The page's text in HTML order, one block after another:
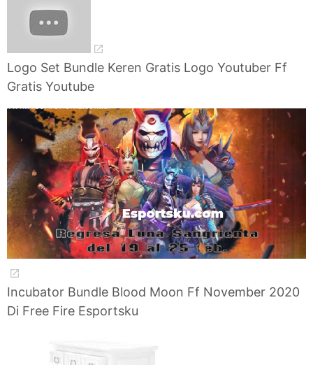
Logo Set Bundle Keren Gratis Logo Youtuber Ff
Gratis Youtube
Incubator Bundle Blood Moon Ff November 2020
Di Free Fire Esportsku